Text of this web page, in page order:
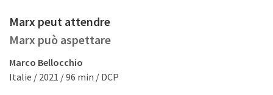
Marx peut attendre
Marx può aspettare
Marco Bellocchio
Italie / 2021 / 96 min / DCP